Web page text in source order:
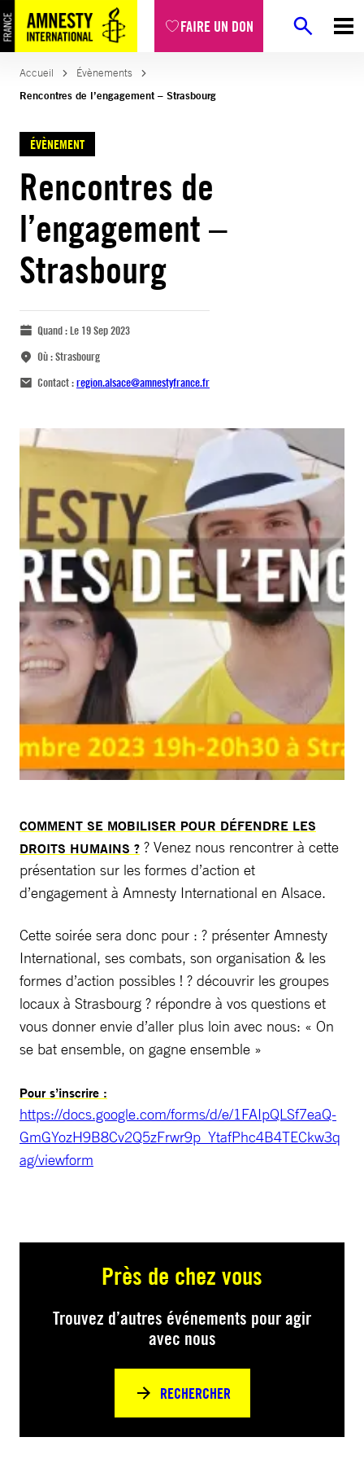
FAIRE UN DON
Accueil
Évènements
Rencontres de l’engagement – Strasbourg
ÉVÈNEMENT
Rencontres de
l’engagement –
Strasbourg
Quand :Le 19 Sep 2023
Où :Strasbourg
Contact :region.alsace@amnestyfrance.fr
COMMENT SE MOBILISER POUR DÉFENDRE LES
DROITS HUMAINS ? ? Venez nous rencontrer à cette
présentation sur les formes d’action et
d’engagement à Amnesty International en Alsace.
Cette soirée sera donc pour : ? présenter Amnesty
International, ses combats, son organisation & les
formes d’action possibles ! ? découvrir les groupes
locaux à Strasbourg ? répondre à vos questions et
vous donner envie d’aller plus loin avec nous: « On
se bat ensemble, on gagne ensemble »
Pour s’inscrire :
https://docs.google.com/forms/d/e/1FAIpQLSf7eaQ-
GmGYozH9B8Cv2Q5zFrwr9p_YtafPhc4B4TECkw3q
ag/viewform
Près de chez vous
Trouvez d’autres événements pour agir
avec nous
RECHERCHER